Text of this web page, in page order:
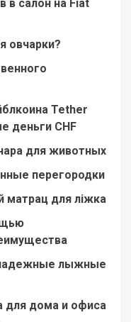
в салон на Fiat
овчарки?
Tether
деньги CHF
для животных
перегородки
матрац для ліжка
лыжные
для дома и офиса